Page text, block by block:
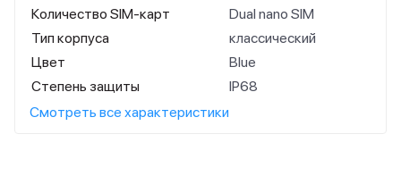
Количество SIM-карт
Dual nano SIM
Тип корпуса
классический
Цвет
Blue
Степень защиты
IP68
Смотреть все характеристики